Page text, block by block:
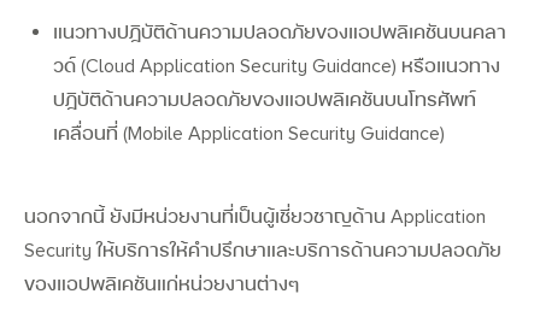
แนวทางปฏิบัติด้านความปลอดภัยของแอปพลิเคชันบนคลา
วด์ (Cloud Application Security Guidance) หรือแนวทาง
ปฏิบัติด้านความปลอดภัยของแอปพลิเคชันบนโทรศัพท์
เคลื่อนที่ (Mobile Application Security Guidance)
นอกจากนี้ ยังมีหน่วยงานที่เป็นผู้เชี่ยวชาญด้าน Application
Security ให้บริการให้คำปรึกษาและบริการด้านความปลอดภัย
ของแอปพลิเคชันแก่หน่วยงานต่างๆ